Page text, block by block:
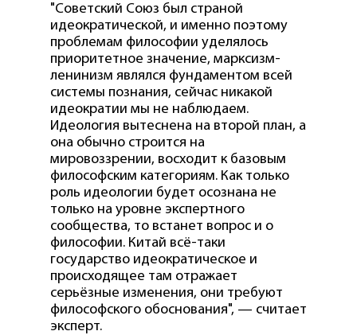
"Советский Союз был страной
идеократической, и именно поэтому
проблемам философии уделялось
приоритетное значение, марксизм-
ленинизм являлся фундаментом всей
системы познания, сейчас никакой
идеократии мы не наблюдаем.
Идеология вытеснена на второй план, а
она обычно строится на
мировоззрении, восходит к базовым
философским категориям. Как только
роль идеологии будет осознана не
только на уровне экспертного
сообщества, то встанет вопрос и о
философии. Китай всё-таки
государство идеократическое и
происходящее там отражает
серьёзные изменения, они требуют
философского обоснования", — считает
эксперт.